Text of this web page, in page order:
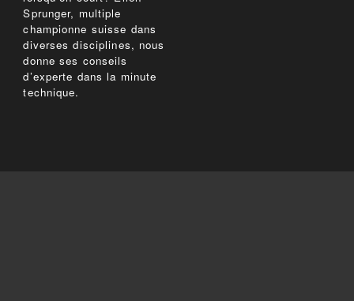
Sprunger, multiple
championne suisse dans
diverses disciplines, nous
donne ses conseils
d’experte dans la minute
technique.